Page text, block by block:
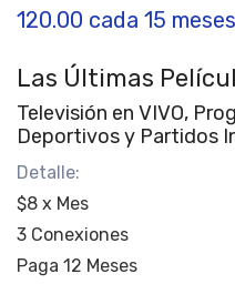
120.00 cada 15 meses
Las Últimas
Televisión en VIVO,
Deportivos y Partidos
Detalle:
$8 x Mes
3 Conexiones
Paga 12 Meses